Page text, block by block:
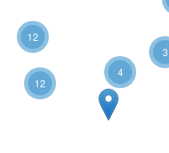
4
12
12
3